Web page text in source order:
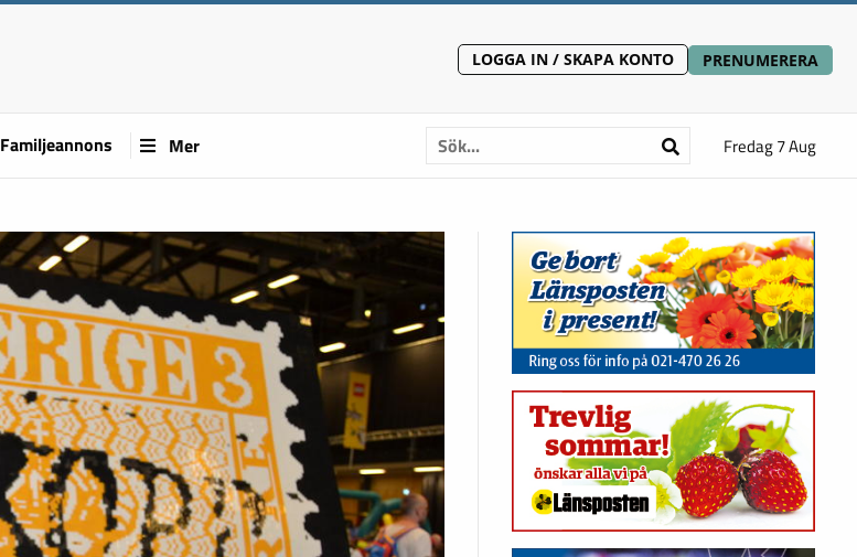
LOGGA IN / SKAPA KONTO PRENUMERERA
Familjeannons Mer Fredag 7 Aug